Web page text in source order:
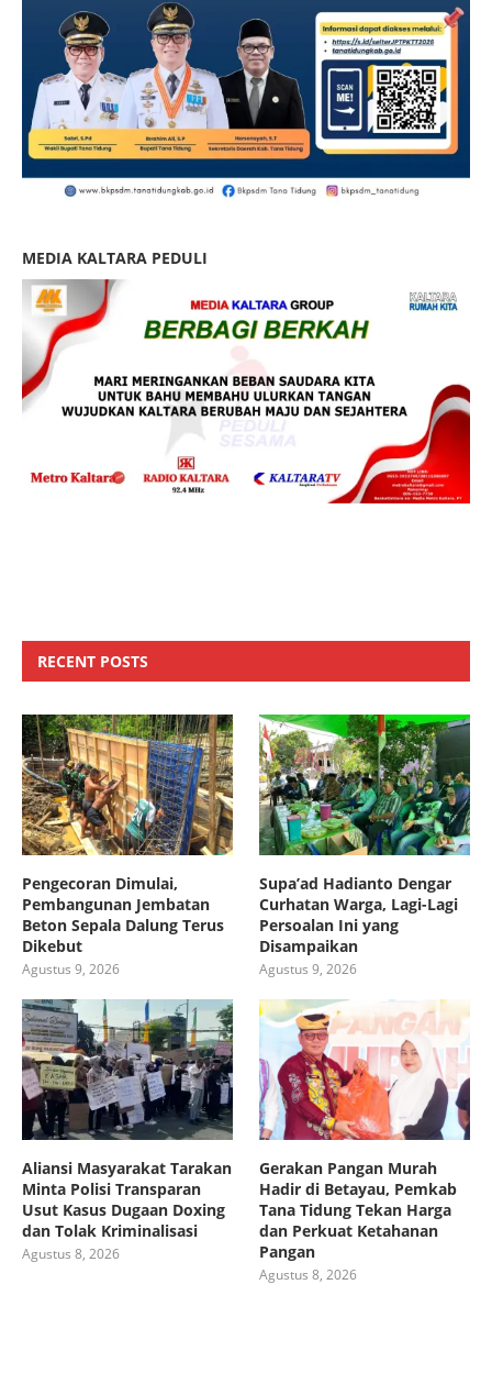
MEDIA KALTARA PEDULI
RECENT POSTS
Pengecoran Dimulai,
Pembangunan Jembatan
Beton Sepala Dalung Terus
Dikebut
Agustus 9, 2026
Supa’ad Hadianto Dengar
Curhatan Warga, Lagi-Lagi
Persoalan Ini yang
Disampaikan
Agustus 9, 2026
Aliansi Masyarakat Tarakan
Minta Polisi Transparan
Usut Kasus Dugaan Doxing
dan Tolak Kriminalisasi
Agustus 8, 2026
Gerakan Pangan Murah
Hadir di Betayau, Pemkab
Tana Tidung Tekan Harga
dan Perkuat Ketahanan
Pangan
Agustus 8, 2026